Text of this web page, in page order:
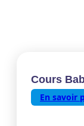
Cours
En savoir